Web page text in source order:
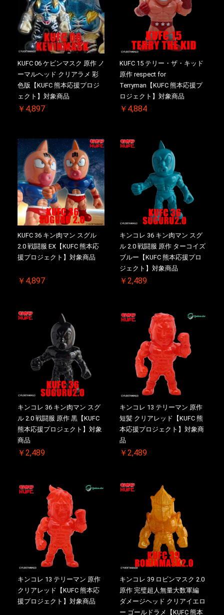
お買い物を続ける カートへ進む
KUFC 06 ケビンマスク 原作 ノ
ーマルヘッド クリアラメ 彩
色版【KUFC 熊本応援プロジ
ェクト】対象商品
￥4,897
KUFC 15 テリー・ザ・キッド
原作 respect for
Terryman【KUFC 熊本応援プ
ロジェクト】対象商品
￥4,884
KUFC 36 キン肉マン スグル
2.0 戦闘服 EX【KUFC 熊本応
援プロジェクト】対象商品
￥4,897
キンコレ 36 キン肉マン スグ
ル 2.0 戦闘服 原作 ターコイズ
ブルー【KUFC 熊本応援プロ
ジェクト】対象商品
￥2,489
キンコレ 36 キン肉マン スグ
ル 2.0 戦闘服 原作 黒【KUFC
熊本応援プロジェクト】対象
商品
￥2,489
キンコレ 13 テリーマン 原作
短髪 クリアレッド【KUFC 熊
本応援プロジェクト】対象商
品
￥2,489
キンコレ 13 テリーマン 原作
クリアレッド【KUFC 熊本応
援プロジェクト】対象商品
キンコレ 39 ロビンマスク 2.0
原作 完璧超人無量大数軍編
ダメージヘッド クリアイエロ
ー ゴールドラメ【KUFC 熊本